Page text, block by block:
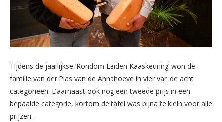
Tijdens de jaarlijkse ‘Rondom Leiden Kaaskeuring’ won de
familie van der Plas van de Annahoeve in vier van de acht
categorieën. Daarnaast ook nog een tweede prijs in een
bepaalde categorie, kortom de tafel was bijna te klein voor alle
prijzen.